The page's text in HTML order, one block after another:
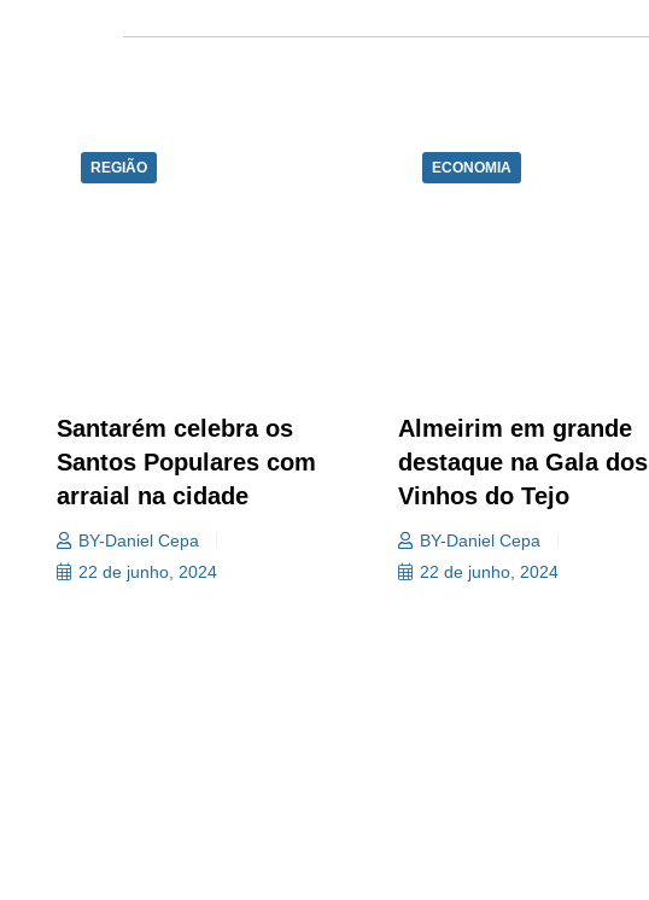
REGIÃO
Santarém celebra os
Santos Populares com
arraial na cidade
BY-Daniel Cepa
22 de junho, 2024
ECONOMIA
Almeirim em grande
destaque na Gala dos
Vinhos do Tejo
BY-Daniel Cepa
22 de junho, 2024